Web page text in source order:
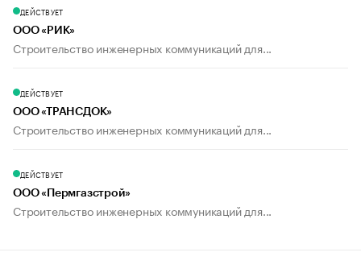
ДЕЙСТВУЕТ
ООО «РИК»
Строительство инженерных коммуникаций для...
ДЕЙСТВУЕТ
ООО «ТРАНСДОК»
Строительство инженерных коммуникаций для...
ДЕЙСТВУЕТ
ООО «Пермгазстрой»
Строительство инженерных коммуникаций для...